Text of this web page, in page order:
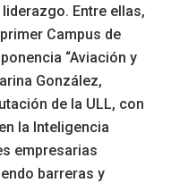
Entre ellas,
Campus de
“Aviación y
González,
de la ULL, con
la Inteligencia
empresarias
barreras y